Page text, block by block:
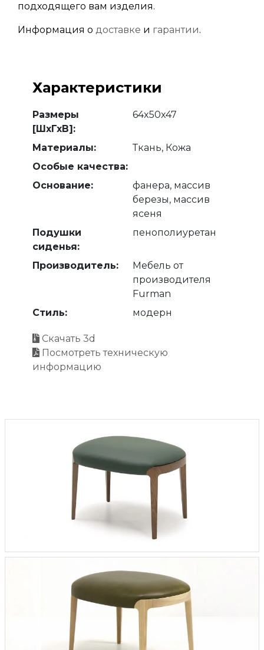
подходящего вам изделия.
Информация о доставке и гарантии.
Характеристики
Размеры
[ШхГхВ]:
64x50x47
Материалы:
Ткань, Кожа
Особые качества:
Основание:
фанера, массив
березы, массив
ясеня
Подушки
сиденья:
пенополиуретан
Производитель:
Мебель от
производителя
Furman
Стиль:
модерн
Скачать 3d
Посмотреть техническую
информацию